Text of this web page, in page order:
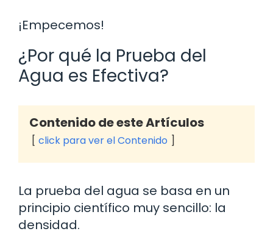
¡Empecemos!
¿Por qué la Prueba del
Agua es Efectiva?
Contenido de este Artículos
click para ver el Contenido
La prueba del agua se basa en un
principio científico muy sencillo: la
densidad.